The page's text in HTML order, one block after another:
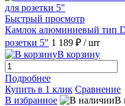
Быстрый просмотр
Камлок алюминиевый тип
розетки 5" 1 189 ₽ / шт
В корзину
Подробнее
Купить в 1 клик Сравнение
В избранное
В